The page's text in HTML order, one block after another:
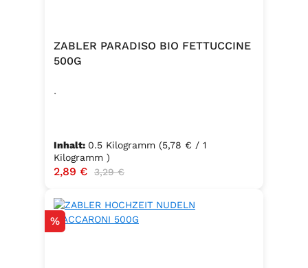
ZABLER PARADISO BIO FETTUCCINE
500G
.
Inhalt: 0.5 Kilogramm (5,78 € / 1
Kilogramm )
Verkaufspreis:
2,89 € Regulärer Preis:
3,29 €
Rabatt
%